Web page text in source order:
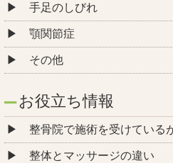
手足のしびれ
顎関節症
その他
お役立ち情報
整骨院で施術を受けている
整体とマッサージの違い